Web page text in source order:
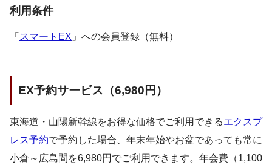
利用条件
「 スマートEX 」への会員登録（無料）
EX予約サービス（6,980円）
東海道・山陽新幹線をお得な価格でご利用できるエクスプ
レス予約で予約した場合、年末年始やお盆であっても常に
小倉～広島間を6,980円でご利用できます。年会費（1,100